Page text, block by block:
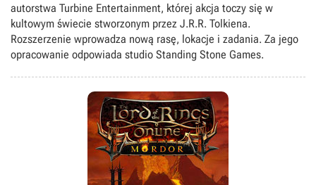
autorstwa Turbine Entertainment, której akcja toczy się w
kultowym świecie stworzonym przez J.R.R. Tolkiena.
Rozszerzenie wprowadza nową rasę, lokacje i zadania. Za jego
opracowanie odpowiada studio Standing Stone Games.